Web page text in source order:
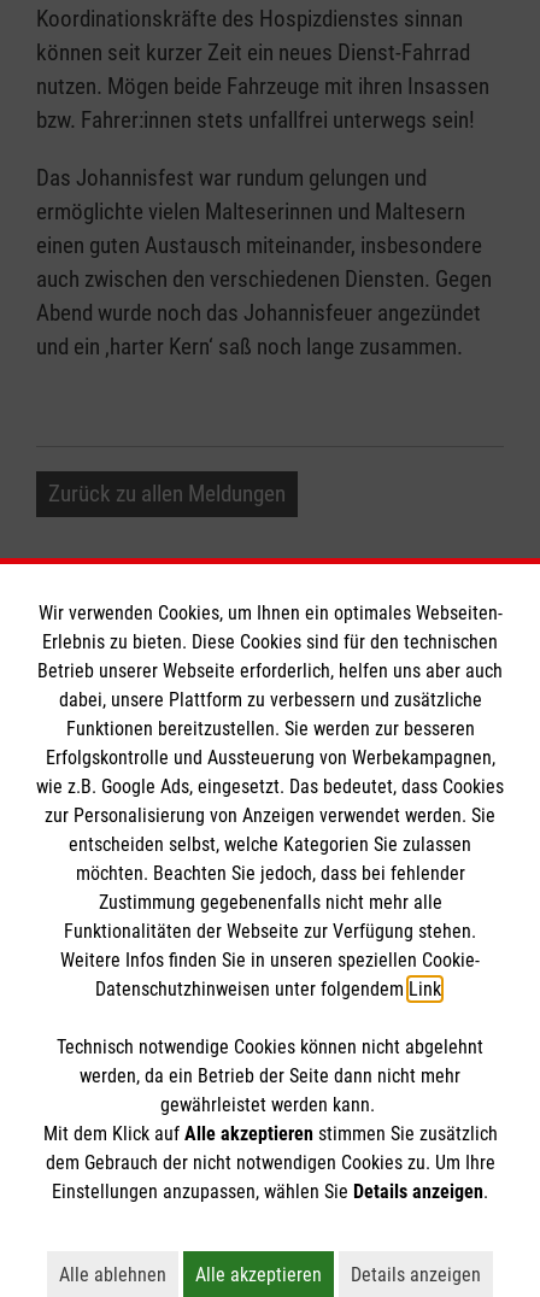
Koordinationskräfte des Hospizdienstes sinnan
können seit kurzer Zeit ein neues Dienst-Fahrrad
nutzen. Mögen beide Fahrzeuge mit ihren Insassen
bzw. Fahrer:innen stets unfallfrei unterwegs sein!
Das Johannisfest war rundum gelungen und
ermöglichte vielen Malteserinnen und Maltesern
einen guten Austausch miteinander, insbesondere
auch zwischen den verschiedenen Diensten. Gegen
Abend wurde noch das Johannisfeuer angezündet
und ein ‚harter Kern‘ saß noch lange zusammen.
Zurück zu allen Meldungen
Informationen
Impressum
Datenschutz
Barrierefreiheit
Kontakt
Ansprechpersonen
Die Malteser
Malteser in Deutschland
Malteserorden
Sharepoint
Spendenkonto
Bank: Pax-Bank für Kirche und Caritas eG
IBAN: DE18 3706 0120 1201 2102 47
BIC: GENODED1PA7
So finden Sie uns
Stolberger Straße 319
50933 Köln
Der Malteser Hilfsdienst e.V. ist als eingetragene
Gewerbesteuer befreit.
Wir verwenden Cookies, um Ihnen ein optimales Webseiten-
Erlebnis zu bieten. Diese Cookies sind für den technischen
Betrieb unserer Webseite erforderlich, helfen uns aber auch
dabei, unsere Plattform zu verbessern und zusätzliche
Funktionen bereitzustellen. Sie werden zur besseren
Erfolgskontrolle und Aussteuerung von Werbekampagnen,
wie z.B. Google Ads, eingesetzt. Das bedeutet, dass Cookies
zur Personalisierung von Anzeigen verwendet werden. Sie
entscheiden selbst, welche Kategorien Sie zulassen
möchten. Beachten Sie jedoch, dass bei fehlender
Zustimmung gegebenenfalls nicht mehr alle
Funktionalitäten der Webseite zur Verfügung stehen.
Weitere Infos finden Sie in unseren speziellen Cookie-
Datenschutzhinweisen unter folgendem Link.
Technisch notwendige Cookies können nicht abgelehnt
werden, da ein Betrieb der Seite dann nicht mehr
gewährleistet werden kann.
Mit dem Klick auf Alle akzeptierenstimmen Sie zusätzlich
dem Gebrauch der nicht notwendigen Cookies zu. Um Ihre
Einstellungen anzupassen, wählen Sie Details anzeigen.
Alle ablehnen
Alle akzeptieren
Details anzeigen